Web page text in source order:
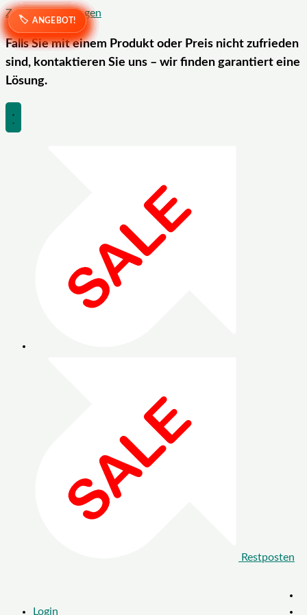
Zum Inhalt springen
Falls Sie mit einem Produkt oder Preis nicht zufrieden
sind, kontaktieren Sie uns – wir finden garantiert eine
Lösung.
Restposten
Login
ANGEBOT!
ANGEBOT!
ANGEBOT!
ANGEBOT!
ANGEBOT!
ANGEBOT!
ANGEBOT!
ANGEBOT!
ANGEBOT!
ANGEBOT!
ANGEBOT!
ANGEBOT!
ANGEBOT!
ANGEBOT!